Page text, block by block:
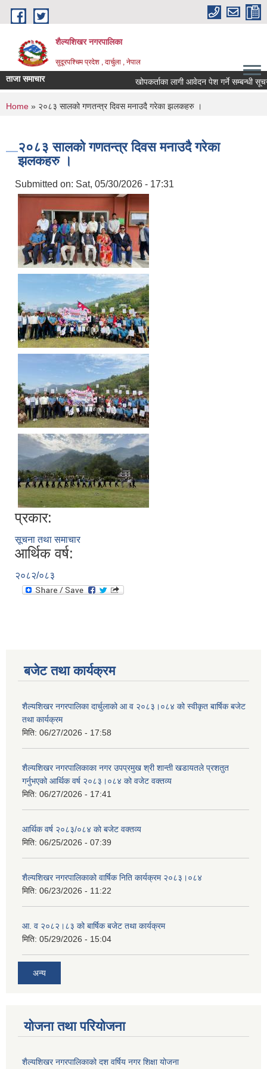
Skip to main content
शैल्यशिखर नगरपालिका
सुदूरपश्चिम प्रदेश , दार्चुला , नेपाल
ताजा समाचार खोपकर्ताका लागी आवेदन पेश गर्ने सम्बन्धी
You are here
Home » २०८३ सालको गणतन्त्र दिवस मनाउदै गरेका झलकहरु ।
२०८३ सालको गणतन्त्र दिवस मनाउदै गरेका
झलकहरु ।
Submitted on: Sat, 05/30/2026 - 17:31
प्रकार:
सूचना तथा समाचार
आर्थिक वर्ष:
२०८२/०८३
बजेट तथा कार्यक्रम
शैल्यशिखर नगरपालिका दार्चुलाको आ व २०८३।०८४ को स्वीकृत बार्षिक बजेट
तथा कार्यक्रम
मिति: 06/27/2026 - 17:58
शैल्यशिखर नगरपालिकाका नगर उपप्रमुख श्री शान्ती खडायतले प्रशतुत
गर्नुभएको आर्थिक वर्ष २०८३।०८४ को वजेट वक्तव्य
मिति: 06/27/2026 - 17:41
आर्थिक वर्ष २०८३/०८४ को बजेट वक्तव्य
मिति: 06/25/2026 - 07:39
शैल्यशिखर नगरपालिकाको वार्षिक निति कार्यक्रम २०८३।०८४
मिति: 06/23/2026 - 11:22
आ. व २०८२।८३ को बार्षिक बजेट तथा कार्यक्रम
मिति: 05/29/2026 - 15:04
अन्य
योजना तथा परियोजना
शैल्यशिखर नगरपालिकाको दश वर्षिय नगर शिक्षा योजना